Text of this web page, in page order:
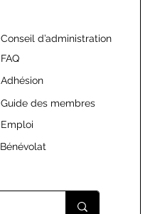
Conseil d’administration
FAQ
Adhésion
Guide des membres
Emploi
Bénévolat